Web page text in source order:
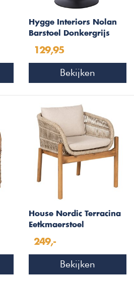
Hygge Interiors Nolan
Barstoel Donkergrijs
129,95
Bekijken
House Nordic Terracina
Eetkmaerstoel
249,-
Bekijken